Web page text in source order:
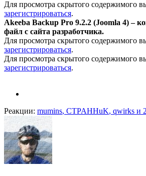
Для просмотра скрытого содержимого
зарегистрироваться.
Akeeba Backup Pro 9.2.2 (Joomla 4) –
файл с сайта разработчика.
Для просмотра скрытого содержимого
зарегистрироваться.
Для просмотра скрытого содержимого
зарегистрироваться.
Реакции: mumins, CTPAHHuK, qwirks и